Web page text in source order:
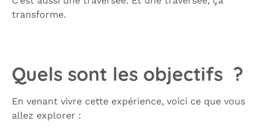
transforme.
Quels sont les objectifs ?
En venant vivre cette expérience, voici ce que vous
allez explorer :